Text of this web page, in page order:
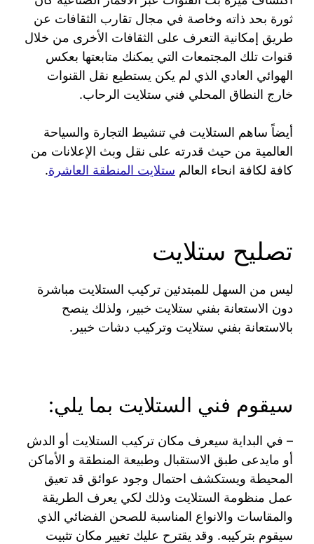
ثورة بحد ذاته وخاصة في مجال تقارب الثقافات عن
طريق إمكانية التعرف على الثقافات الأخرى من خلال
قنوات تلك المجتمعات التي يمكنك متابعتها بعكس
الهوائي العادي الذي لم يكن يستطيع نقل القنوات
خارج النطاق المحلي فني ستلايت الرحاب.
أيضاً ساهم الستلايت في تنشيط التجارة والسياحة
العالمية من حيث قدرته على نقل وبث الإعلانات من
كافة لكافة انحاء العالم ستلايت المنطقة العاشرة.
تصليح ستلايت
ليس من السهل للمبتدئين تركيب الستلايت مباشرة
دون الاستعانة بفني ستلايت خبير، ولذلك ينصح
بالاستعانة بفني ستلايت وتركيب دشات خبير.
سيقوم فني الستلايت بما يلي:
– في البداية سيعرف مكان تركيب الستلايت أو الدش
أو مايدعى طبق الاستقبال وطبيعة المنطقة و الأماكن
المحيطة ويستكشف احتمال وجود عوائق قد تعيق
عمل منظومة الستلايت وذلك لكي يعرف الطريقة
والمقاسات والانواع المناسبة للصحن الفضائي الذي
سيقوم بتركيبه. وقد يقترح عليك تغيير مكان تثبيت